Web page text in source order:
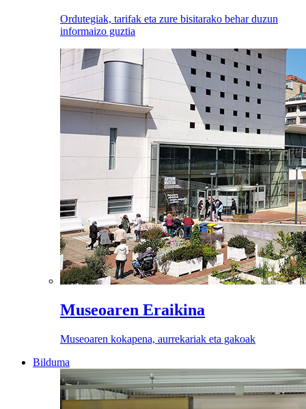
Ordutegiak, tarifak eta zure bisitarako behar duzun
informaizo guztia
Museoaren Eraikina
Museoaren kokapena, aurrekariak eta gakoak
Bilduma